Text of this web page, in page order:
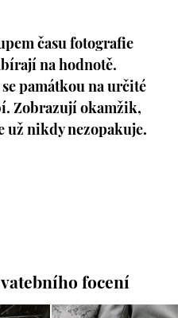
času fotografie
na hodnotě.
památkou na určité
Zobrazují okamžik,
už nikdy nezopakuje.
focení